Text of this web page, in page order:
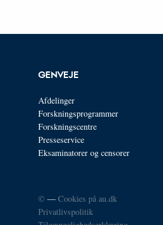
GENVEJE
Afdelinger
Forskningsprogrammer
Forskningscentre
Presseservice
Eksaminatorer og censorer
© —Cookies på au.dk
Privatlivspolitik